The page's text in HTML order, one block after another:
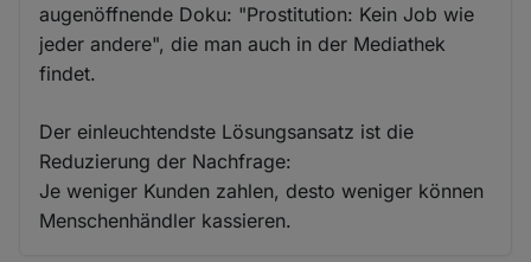
augenöffnende Doku: "Prostitution: Kein Job wie
jeder andere", die man auch in der Mediathek
findet.
Der einleuchtendste Lösungsansatz ist die
Reduzierung der Nachfrage:
Je weniger Kunden zahlen, desto weniger können
Menschenhändler kassieren.